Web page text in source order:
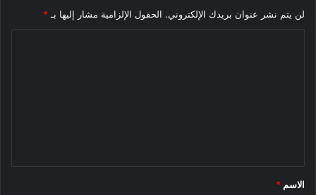
لن يتم نشر عنوان بريدك الإلكتروني. الحقول الإلزامية مشار إليها بـ *
*
الاسم *